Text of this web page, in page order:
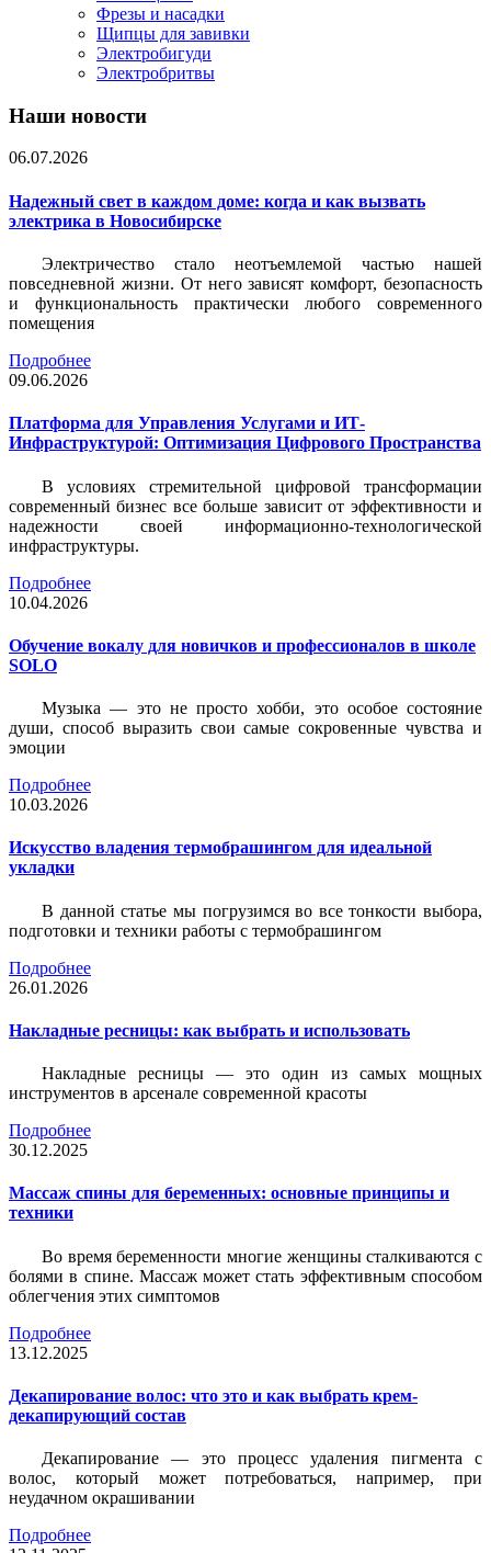
Фрезы и насадки
Щипцы для завивки
Электробигуди
Электробритвы
Наши новости
06.07.2026
Надежный свет в каждом доме: когда и как вызвать
электрика в Новосибирске
Электричество стало неотъемлемой частью нашей
повседневной жизни. От него зависят комфорт, безопасность
и функциональность практически любого современного
помещения
Подробнее
09.06.2026
Платформа для Управления Услугами и ИТ-
Инфраструктурой: Оптимизация Цифрового Пространства
В условиях стремительной цифровой трансформации
современный бизнес все больше зависит от эффективности и
надежности своей информационно-технологической
инфраструктуры.
Подробнее
10.04.2026
Обучение вокалу для новичков и профессионалов в школе
SOLO
Музыка — это не просто хобби, это особое состояние
души, способ выразить свои самые сокровенные чувства и
эмоции
Подробнее
10.03.2026
Искусство владения термобрашингом для идеальной
укладки
В данной статье мы погрузимся во все тонкости выбора,
подготовки и техники работы с термобрашингом
Подробнее
26.01.2026
Накладные ресницы: как выбрать и использовать
Накладные ресницы — это один из самых мощных
инструментов в арсенале современной красоты
Подробнее
30.12.2025
Массаж спины для беременных: основные принципы и
техники
Во время беременности многие женщины сталкиваются с
болями в спине. Массаж может стать эффективным способом
облегчения этих симптомов
Подробнее
13.12.2025
Декапирование волос: что это и как выбрать крем-
декапирующий состав
Декапирование — это процесс удаления пигмента с
волос, который может потребоваться, например, при
неудачном окрашивании
Подробнее